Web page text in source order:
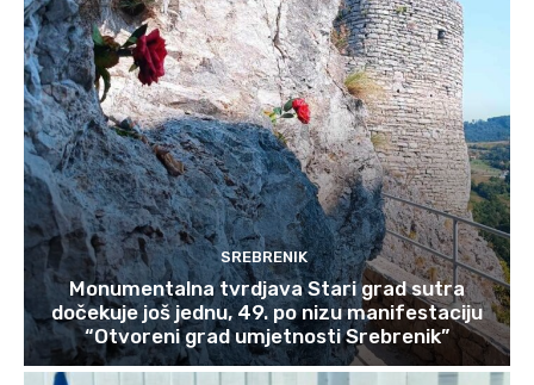
SREBRENIK
Monumentalna tvrdjava Stari grad sutra
dočekuje još jednu, 49. po nizu manifestaciju
“Otvoreni grad umjetnosti Srebrenik”